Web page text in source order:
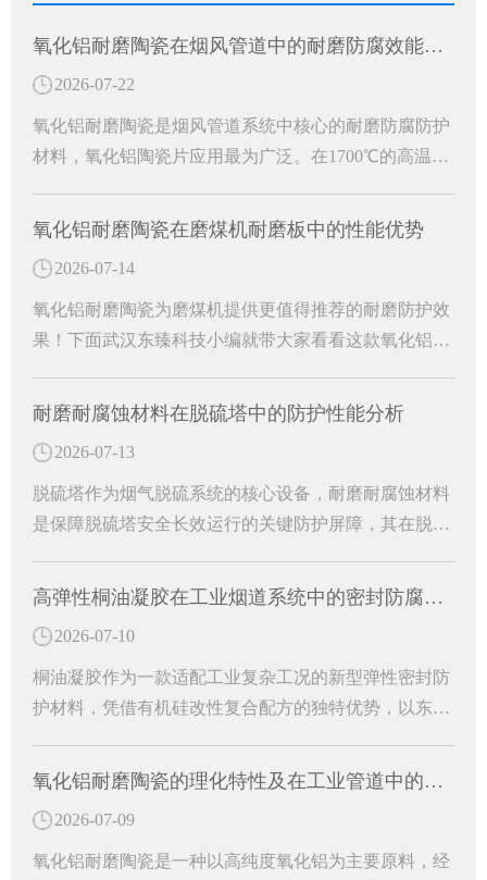
氧化铝耐磨陶瓷在烟风管道中的耐磨防腐效能分析
2026-07-22
氧化铝耐磨陶瓷是烟风管道系统中核心的耐磨防腐防护
材料，氧化铝陶瓷片应用最为广泛。在1700℃的高温窑
白色刚玉耐磨防护材料。成为工业烟风管道长效防护的
氧化铝耐磨陶瓷在磨煤机耐磨板中的性能优势
2026-07-14
氧化铝耐磨陶瓷为磨煤机提供更值得推荐的耐磨防护效
果！下面武汉东臻科技小编就带大家看看这款氧化铝耐
耐磨耐腐蚀材料在脱硫塔中的防护性能分析
2026-07-13
脱硫塔作为烟气脱硫系统的核心设备，耐磨耐腐蚀材料
是保障脱硫塔安全长效运行的关键防护屏障，其在脱硫
构适配与运维降本等多个方面。
高弹性桐油凝胶在工业烟道系统中的密封防腐研究
2026-07-10
桐油凝胶作为一款适配工业复杂工况的新型弹性密封防
护材料，凭借有机硅改性复合配方的独特优势，以东臻
运行中的各类病害难题。
氧化铝耐磨陶瓷的理化特性及在工业管道中的防护作用
2026-07-09
氧化铝耐磨陶瓷是一种以高纯度氧化铝为主要原料，经